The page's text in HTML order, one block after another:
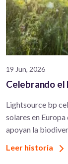
19 Jun, 2026
Celebrando el
Lightsource bp
solares en
apoyan la
Leer historia